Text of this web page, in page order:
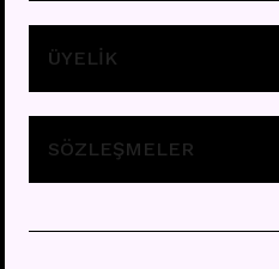
ÜYELİK
SÖZLEŞMELER